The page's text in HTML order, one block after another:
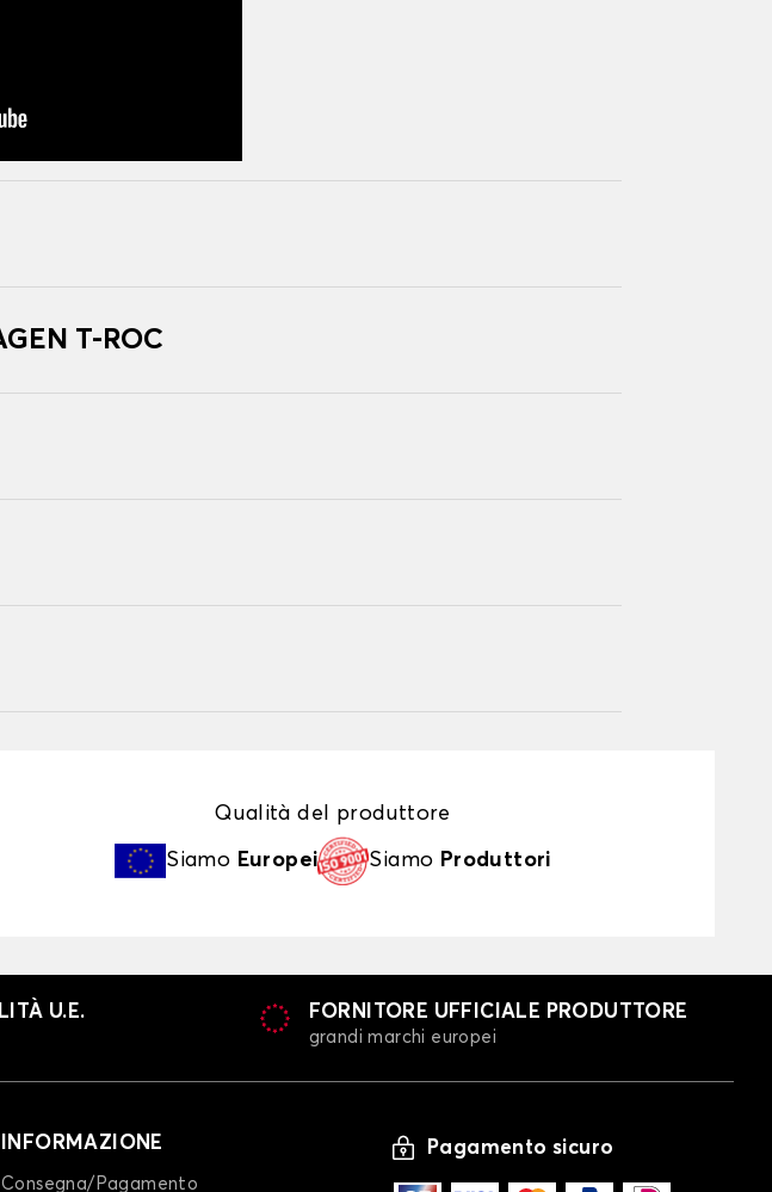
T-ROC
Qualità del produttore
Siamo Europei Siamo Produttori
U.E. FORNITORE UFFICIALE PRODUTTORE
grandi marchi europei
INFORMAZIONE
Consegna/Pagamento
Pagamento sicuro